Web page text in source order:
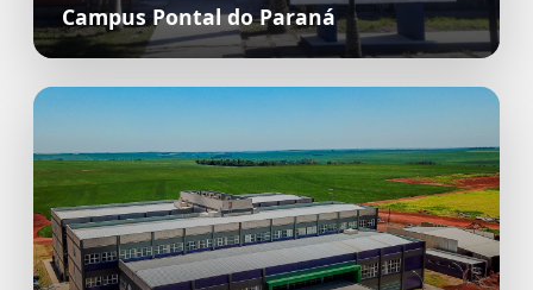
Campus Pontal do Paraná